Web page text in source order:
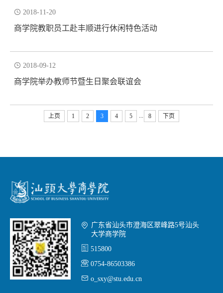
 2018-11-20
商学院教职员工赴丰顺进行休闲特色活动
 2018-09-12
商学院举办教师节暨生日聚会联谊会
上页 1 2 3 4 5 8 下页
 广东省汕头市澄海区翠峰路5号汕头
大学商学院
 515800
 0754-86503386
 o_sxy@stu.edu.cn